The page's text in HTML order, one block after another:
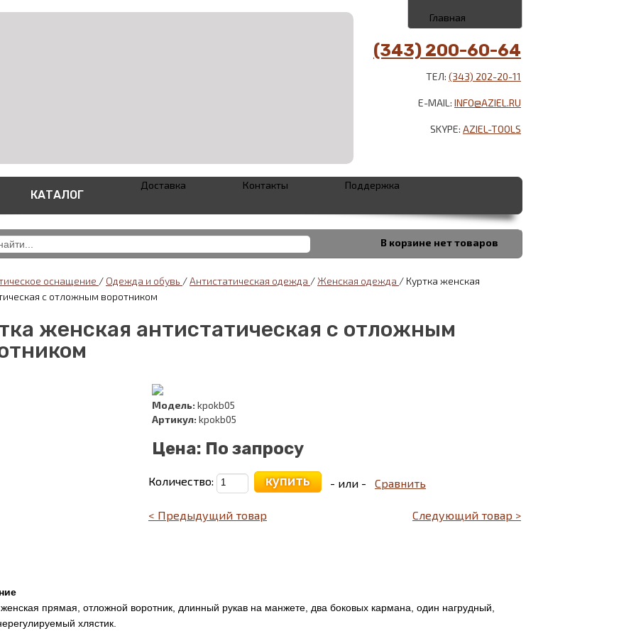
Главная
(343) 200-60-64
ТЕЛ: (343) 202-20-11
E-MAIL: INFO@AZIEL.RU
SKYPE: AZIEL-TOOLS
В корзине нет товаров
КАТАЛОГ
Доставка Контакты Поддержка
оснащение / Одежда и обувь /Антистатическая одежда / Женская одежда / Куртка женская
с отложным воротником
женская антистатическая с отложным
Модель: kpokb05
Артикул: kpokb05
Цена: По запросу
Количество: купить - или - Сравнить
< Предыдущий товар Следующий товар >
женская прямая, отложной воротник, длинный рукав на манжете, два боковых кармана, один нагрудный,
хлястик.